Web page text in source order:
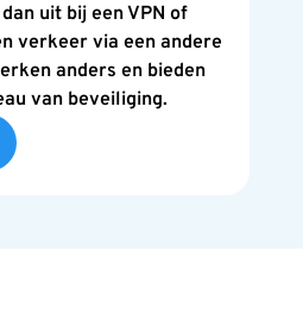
uit bij een VPN of
verkeer via een andere
anders en bieden
van beveiliging.